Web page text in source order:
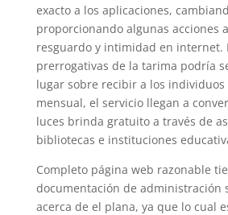
exacto a los aplicaciones,
proporcionando algunas acciones
resguardo y intimidad en internet.
prerrogativas de la tarima podrí­a
lugar sobre recibir a los
mensual, el servicio llegan a
luces brinda gratuito a través de
bibliotecas e instituciones
Completo página web razonable
documentación de administración
acerca de el plana, ya que lo cual